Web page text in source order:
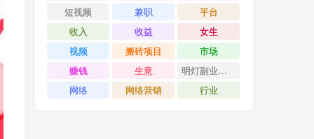
短视频
兼职
平台
收入
收益
女生
视频
搬砖项目
市场
赚钱
生意
明灯副业千计
网络
网络营销 行业